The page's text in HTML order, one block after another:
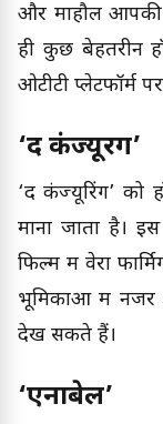
और माहौल
ही कुछ बेहतरीन
ओटीटी प्लेटफॉर्म
‘द कंज्यूरिंग’
‘द कंज्यूरिंग’ को
माना जाता है।
फिल्म में वेरा
भूमिकाओं में नजर
देख सकते हैं।
‘एनाबेल’